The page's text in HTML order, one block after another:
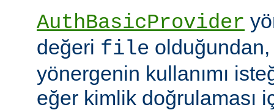
AuthBasicProvider
değeri file
yönergenin kullanımı
eğer kimlik doğrulaması